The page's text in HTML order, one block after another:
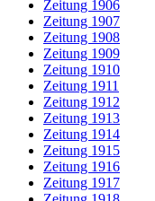
Zeitung 1906
Zeitung 1907
Zeitung 1908
Zeitung 1909
Zeitung 1910
Zeitung 1911
Zeitung 1912
Zeitung 1913
Zeitung 1914
Zeitung 1915
Zeitung 1916
Zeitung 1917